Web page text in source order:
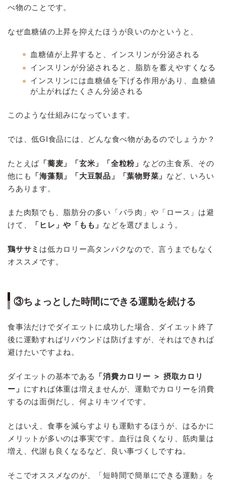
べ物のことです。
なぜ血糖値の上昇を抑えたほうが良いのかというと、
血糖値が上昇すると、インスリンが分泌される
インスリンが分泌されると、脂肪を蓄えやすくなる
インスリンには血糖値を下げる作用があり、血糖値
が上がればたくさん分泌される
このような仕組みになっています。
では、低GI食品には、どんな食べ物があるのでしょうか？
たとえば 「蕎麦」「玄米」「全粒粉」 などの主食系、その
他にも
「海藻類」「大豆製品」「葉物野菜」 など、いろい
ろあります。
また肉類でも、脂肪分の多い「バラ肉」や「ロース」は避
けて、
「ヒレ」や「もも」 などを選びましょう。
鶏ササミ は低カロリー高タンパクなので、言うまでもなく
オススメです。
③ちょっとした時間にできる運動を続ける
食事法だけでダイエットに成功した場合、ダイエット終了
後に運動すればリバウンドは防げますが、それはできれば
避けたいですよね。
ダイエットの基本である
「消費カロリー ＞ 摂取カロリ
ー」 にすれば体重は増えませんが、運動でカロリーを消費
するのは面倒だし、何よりキツイです。
とはいえ、食事を減らすよりも運動するほうが、はるかに
メリットが多いのは事実です。血行は良くなり、筋肉量は
増え、代謝も良くなるなど、良い事づくしですね。
そこでオススメなのが、「短時間で簡単にできる運動」を